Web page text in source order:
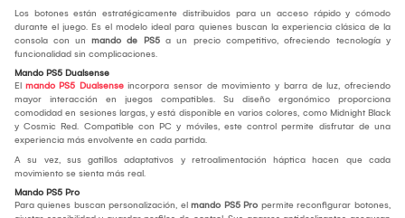
Los botones están estratégicamente distribuidos para un acceso rápido y cómodo
durante el juego. Es el modelo ideal para quienes buscan la experiencia clásica de la
consola con un mando de PS5 a un precio competitivo, ofreciendo tecnología y
funcionalidad sin complicaciones.
Mando PS5 Dualsense
El mando PS5 Dualsense incorpora sensor de movimiento y barra de luz, ofreciendo
mayor interacción en juegos compatibles. Su diseño ergonómico proporciona
comodidad en sesiones largas, y está disponible en varios colores, como Midnight Black
y Cosmic Red. Compatible con PC y móviles, este control permite disfrutar de una
experiencia más envolvente en cada partida.
A su vez, sus gatillos adaptativos y retroalimentación háptica hacen que cada
movimiento se sienta más real.
Mando PS5 Pro
Para quienes buscan personalización, el mando PS5 Pro permite reconfigurar botones,